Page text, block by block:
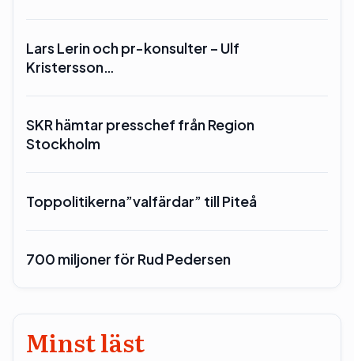
Lars Lerin och pr-konsulter – Ulf
Kristersson…
SKR hämtar presschef från Region
Stockholm
Toppolitikerna”valfärdar” till Piteå
700 miljoner för Rud Pedersen
Minst läst